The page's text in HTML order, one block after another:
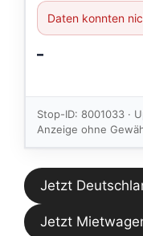
Daten konnten
–
Stop-ID: 8001033 ·
Anzeige ohne
Jetzt
Jetzt